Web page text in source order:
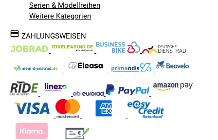
Serien & Modellreihen
Weitere Kategorien
ZAHLUNGSWEISEN